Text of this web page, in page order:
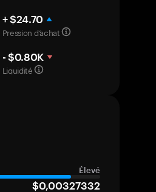
+ $24.70
Pression d’achat
- $0.80K
Liquidité
Élevé
$0,00327332